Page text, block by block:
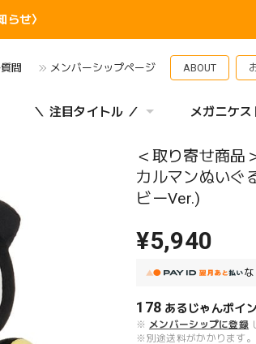
らせ〉
問 メンバーシップページ ABOUT
＼ 注目タイトル ／ メガニケ
＜取り寄せ商
カルマンぬいぐ
ビーVer.)
¥5,940
178 あるじゃんポイ
※ メンバーシップに登録
※別途送料がかかります。